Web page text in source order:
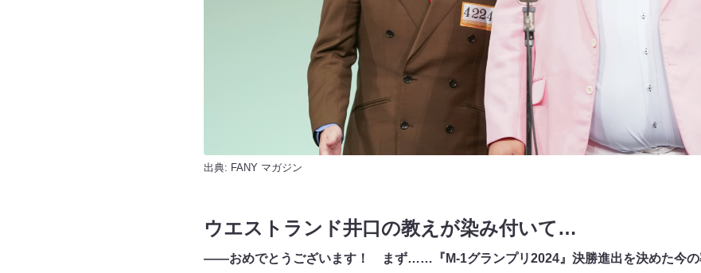
出典: FANY マガジン
ウエストランド井口の教えが染み付いて…
――おめでとうございます！ まず……『M-1グランプリ2024』決勝進出を決めた今の